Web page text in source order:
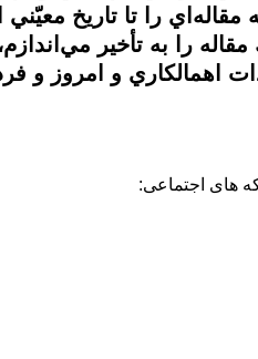
های اجتماعی: